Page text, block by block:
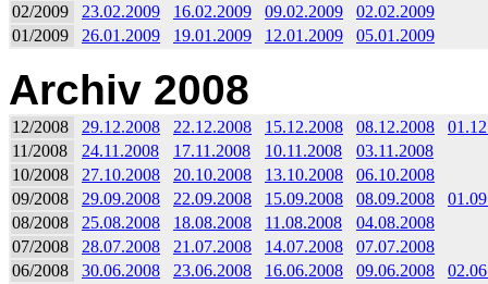
02/2009
23.02.2009 16.02.2009 09.02.2009
02.02.2009
01/2009
26.01.2009 19.01.2009 12.01.2009 05.01.2009
Archiv 2008
12/2008 29.12.2008 22.12.2008 15.12.2008 08.12.2008
11/2008
24.11.2008 17.11.2008 10.11.2008
03.11.2008
10/2008
27.10.2008 20.10.2008 13.10.2008
06.10.2008
09/2008
29.09.2008 22.09.2008 15.09.2008 08.09.2008
08/2008
25.08.2008 18.08.2008 11.08.2008
04.08.2008
07/2008
28.07.2008 21.07.2008 14.07.2008
07.07.2008
06/2008
30.06.2008 23.06.2008 16.06.2008 09.06.2008